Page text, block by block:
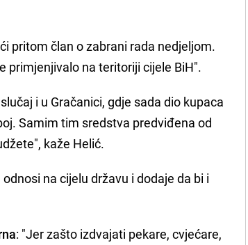
pritom član o zabrani rada nedjeljom.
primjenjivalo na teritoriji cijele BiH".
i u Gračanici, gdje sada dio kupaca
Samim tim sredstva predviđena od
kaže Helić.
na cijelu državu i dodaje da bi i
: "Jer zašto izdvajati pekare, cvjećare,